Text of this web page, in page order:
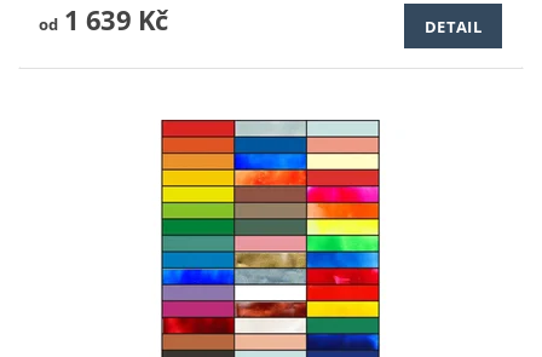
od1 639 Kč DETAIL